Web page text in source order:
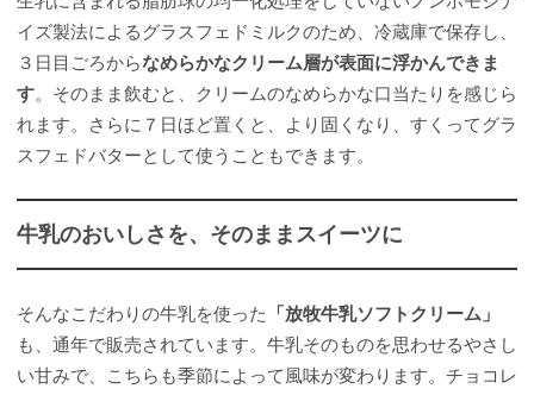
イズ製法によるグラスフェドミルクのため、冷蔵庫で保存し、
３日目ごろからなめらかなクリーム層が表面に浮かんできま
す。そのまま飲むと、クリームのなめらかな口当たりを感じら
れます。さらに７日ほど置くと、より固くなり、すくってグラ
スフェドバターとして使うこともできます。
牛乳のおいしさを、そのままスイーツに
そんなこだわりの牛乳を使った
「放牧牛乳ソフトクリーム」
も、通年で販売されています。牛乳そのものを思わせるやさし
い甘みで、こちらも季節によって風味が変わります。チョコレ